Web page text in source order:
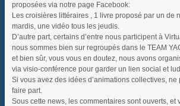
proposées via notre page Facebook:
Les croisières littéraires , 1 livre proposé par un de
mardis, une vidéo tous les jeudis.
D’autre part, certains d’entre nous participent à
nous sommes bien sur regroupés dans le TEAM
et bien sûr, vous vous en doutez, nous avons
via visio-conférence pour garder un lien social et
Si vous avez des idées d’animations collectives, ne
faire part.
Sous cette news, les commentaires sont ouverts, et